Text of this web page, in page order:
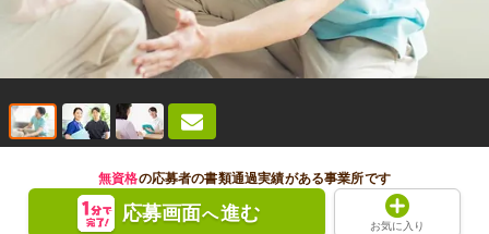
無資格の応募者の書類通過実績がある事業所です
応募画面へ進む
お気に入り